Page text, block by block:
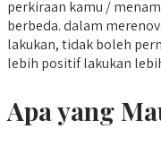
perkiraan kamu /
berbeda. dalam
lakukan, tidak boleh
lebih positif lakukan
Apa yang